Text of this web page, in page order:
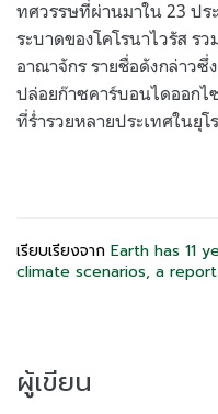
ทศวรรษที่ผ่านมาใน 23 ปร
ระบาดของโคโรนาไวรัส ร
อาณาจักร รายชื่อดังกล่าว
ปล่อยก๊าซคาร์บอนไดออกไ
ที่ร่ำรวยหลายประเทศในยุ
เรียบเรียงจาก Earth has 11
climate scenarios, a report
ผู้เขียน